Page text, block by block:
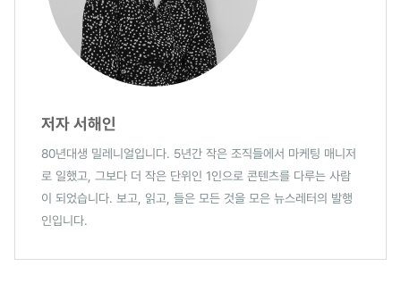
저자 서해인
80년대생 밀레니얼입니다. 5년간 작은 조직들에서 마케팅 매니저
로 일했고, 그보다 더 작은 단위인 1인으로 콘텐츠를 다루는 사람
이 되었습니다. 보고, 읽고, 들은 모든 것을 모은 뉴스레터의 발행
인입니다.